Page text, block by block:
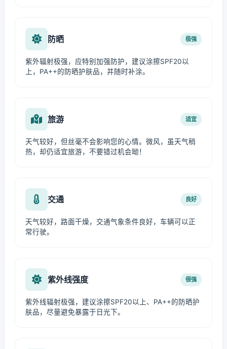
防晒 极强
紫外辐射极强，应特别加强防护，建议涂擦SPF20以
上，PA++的防晒护肤品，并随时补涂。
旅游 适宜
天气较好，但丝毫不会影响您的心情。微风，虽天气稍
热，却仍适宜旅游，不要错过机会呦！
交通 良好
天气较好，路面干燥，交通气象条件良好，车辆可以正
常行驶。
紫外线强度 很强
紫外线辐射极强，建议涂擦SPF20以上、PA++的防晒护
肤品，尽量避免暴露于日光下。